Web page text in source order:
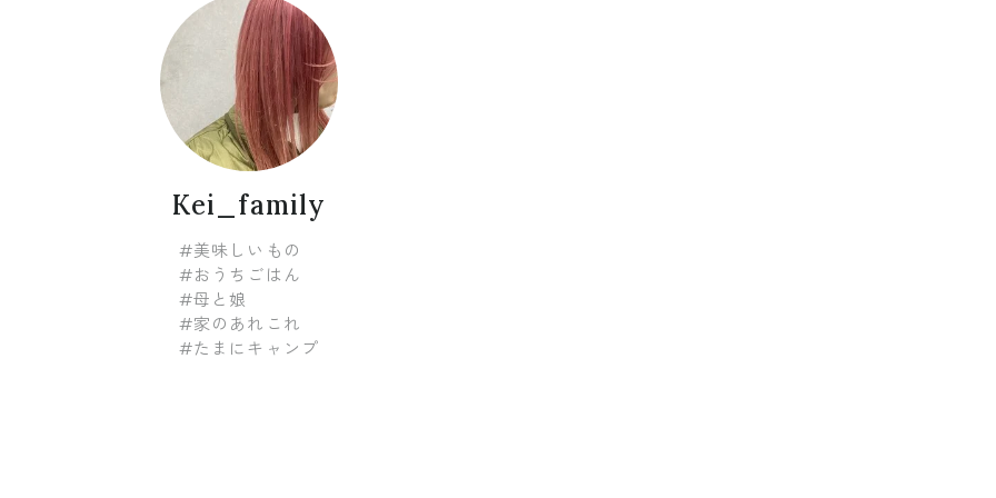
Kei_family
#美味しいもの
#おうちごはん
#母と娘
#家のあれこれ
#たまにキャンプ